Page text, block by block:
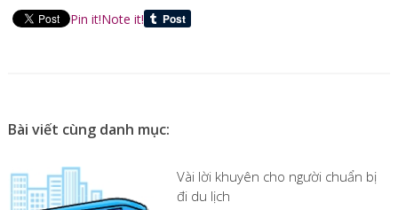
Pin it!Note it!
Bài viết cùng danh mục:
Vài lời khuyên cho người chuẩn bị
đi du lịch